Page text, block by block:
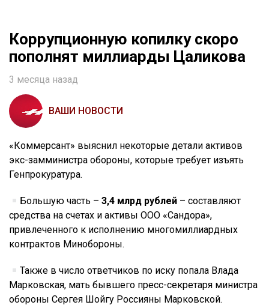
Коррупционную копилку скоро
пополнят миллиарды Цаликова
3 месяца назад
ВАШИ НОВОСТИ
«Коммерсант» выяснил некоторые детали активов
экс-замминистра обороны, которые требует изъять
Генпрокуратура.
Большую часть –3,4 млрд рублей – составляют
средства на счетах и активы ООО «Сандора»,
привлеченного к исполнению многомиллиардных
контрактов Минобороны.
Также в число ответчиков по иску попала Влада
Марковская, мать бывшего пресс-секретаря министра
обороны Сергея Шойгу Россияны Марковской.